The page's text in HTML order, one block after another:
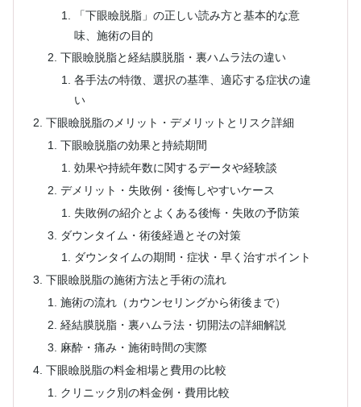
「下眼瞼脱脂」の正しい読み方と基本的な意
味、施術の目的
下眼瞼脱脂と経結膜脱脂・裏ハムラ法の違い
各手法の特徴、選択の基準、適応する症状の違
い
下眼瞼脱脂のメリット・デメリットとリスク詳細
下眼瞼脱脂の効果と持続期間
効果や持続年数に関するデータや経験談
デメリット・失敗例・後悔しやすいケース
失敗例の紹介とよくある後悔・失敗の予防策
ダウンタイム・術後経過とその対策
ダウンタイムの期間・症状・早く治すポイント
下眼瞼脱脂の施術方法と手術の流れ
施術の流れ（カウンセリングから術後まで）
経結膜脱脂・裏ハムラ法・切開法の詳細解説
麻酔・痛み・施術時間の実際
下眼瞼脱脂の料金相場と費用の比較
クリニック別の料金例・費用比較